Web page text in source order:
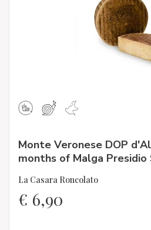
Monte Veronese DOP
months of Malga
La Casara Roncolato
€ 6,90